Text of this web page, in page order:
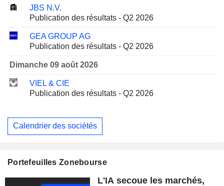
JBS N.V.
Publication des résultats - Q2 2026
GEA GROUP AG
Publication des résultats - Q2 2026
Dimanche 09 août 2026
VIEL & CIE
Publication des résultats - Q2 2026
Calendrier des sociétés
Portefeuilles Zonebourse
L'IA secoue les marchés,